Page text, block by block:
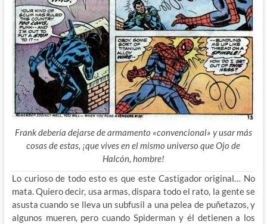
Frank debería dejarse de armamento «convencional» y usar más
cosas de estas, ¡que vives en el mismo universo que Ojo de
Halcón, hombre!
Lo curioso de todo esto es que este Castigador original… No
mata. Quiero decir, usa armas, dispara todo el rato, la gente se
asusta cuando se lleva un subfusil a una pelea de puñetazos, y
algunos mueren, pero cuando Spiderman y él detienen a los